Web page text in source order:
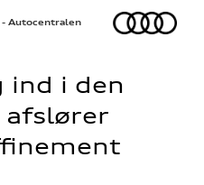
Audi
- Autocentralen
ind i den
afslører